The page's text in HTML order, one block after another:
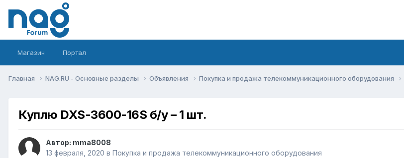
Магазин Портал
Главная NAG.RU - Основные разделы Объявления Покупка и продажа телекоммуникационного оборудования
Куплю DXS-3600-16S б/у – 1 шт.
Автор: mma8008
13 февраля, 2020 в Покупка и продажа телекоммуникационного оборудования